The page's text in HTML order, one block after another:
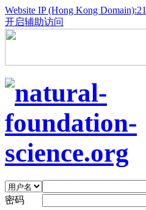
Website IP (Hong Kong
开启辅助访问
密码